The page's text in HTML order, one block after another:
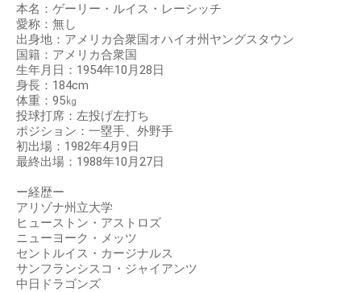
本名：ゲーリー・ルイス・レーシッチ
愛称：無し
出身地：アメリカ合衆国オハイオ州ヤングスタウン
国籍：アメリカ合衆国
生年月日：1954年10月28日
身長：184cm
体重：95㎏
投球打席：左投げ左打ち
ポジション：一塁手、外野手
初出場：1982年4月9日
最終出場：1988年10月27日
ー経歴ー
アリゾナ州立大学
ヒューストン・アストロズ
ニューヨーク・メッツ
セントルイス・カージナルス
サンフランシスコ・ジャイアンツ
中日ドラゴンズ